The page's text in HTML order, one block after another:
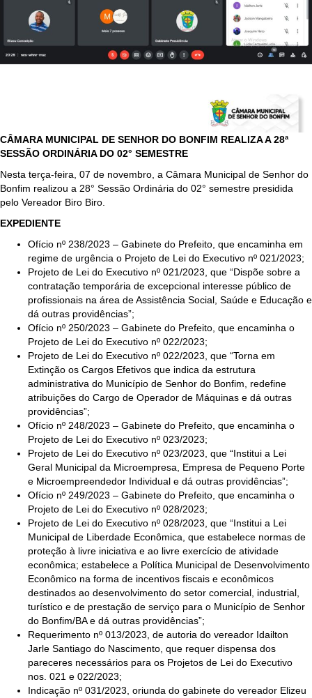
CÂMARA MUNICIPAL DE SENHOR DO BONFIM REALIZA A 28ª
SESSÃO ORDINÁRIA DO 02° SEMESTRE
Nesta terça-feira, 07 de novembro, a Câmara Municipal de Senhor do
Bonfim realizou a 28° Sessão Ordinária do 02° semestre presidida
pelo Vereador Biro Biro.
EXPEDIENTE
Ofício nº 238/2023 – Gabinete do Prefeito, que encaminha em
regime de urgência o Projeto de Lei do Executivo nº 021/2023;
Projeto de Lei do Executivo nº 021/2023, que “Dispõe sobre a
contratação temporária de excepcional interesse público de
profissionais na área de Assistência Social, Saúde e Educação e
dá outras providências”;
Ofício nº 250/2023 – Gabinete do Prefeito, que encaminha o
Projeto de Lei do Executivo nº 022/2023;
Projeto de Lei do Executivo nº 022/2023, que “Torna em
Extinção os Cargos Efetivos que indica da estrutura
administrativa do Município de Senhor do Bonfim, redefine
atribuições do Cargo de Operador de Máquinas e dá outras
providências”;
Ofício nº 248/2023 – Gabinete do Prefeito, que encaminha o
Projeto de Lei do Executivo nº 023/2023;
Projeto de Lei do Executivo nº 023/2023, que “Institui a Lei
Geral Municipal da Microempresa, Empresa de Pequeno Porte
e Microempreendedor Individual e dá outras providências”;
Ofício nº 249/2023 – Gabinete do Prefeito, que encaminha o
Projeto de Lei do Executivo nº 028/2023;
Projeto de Lei do Executivo nº 028/2023, que “Institui a Lei
Municipal de Liberdade Econômica, que estabelece normas de
proteção à livre iniciativa e ao livre exercício de atividade
econômica; estabelece a Política Municipal de Desenvolvimento
Econômico na forma de incentivos fiscais e econômicos
destinados ao desenvolvimento do setor comercial, industrial,
turístico e de prestação de serviço para o Município de Senhor
do Bonfim/BA e dá outras providências”;
Requerimento nº 013/2023, de autoria do vereador Idailton
Jarle Santiago do Nascimento, que requer dispensa dos
pareceres necessários para os Projetos de Lei do Executivo
nos. 021 e 022/2023;
Indicação nº 031/2023, oriunda do gabinete do vereador Elizeu